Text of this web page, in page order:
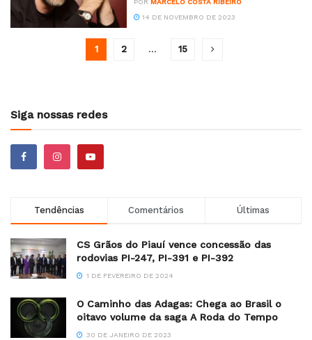
POR MARCELO COSTA RIBEIRO
14 DE NOVEMBRO DE 2023
1 2 … 15
Siga nossas redes
Tendências Comentários Últimas
CS Grãos do Piauí vence concessão das
rodovias PI-247, PI-391 e PI-392
1 DE FEVEREIRO DE 2024
O Caminho das Adagas: Chega ao Brasil o
oitavo volume da saga A Roda do Tempo
30 DE JANEIRO DE 2023